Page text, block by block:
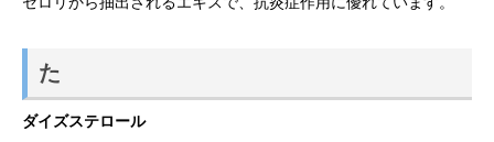
た
ダイズステロール